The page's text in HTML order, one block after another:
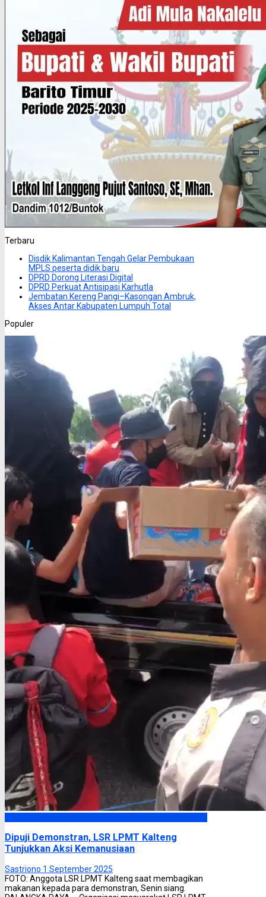
Terbaru
Disdik Kalimantan Tengah Gelar Pembukaan
MPLS peserta didik baru
DPRD Dorong Literasi Digital
DPRD Perkuat Antisipasi Karhutla
Jembatan Kereng Pangi–Kasongan Ambruk,
Akses Antar Kabupaten Lumpuh Total
Populer
Dipuji Demonstran, LSR LPMT Kalteng
Tunjukkan Aksi Kemanusiaan
Sastriono 1 September 2025
FOTO: Anggota LSR LPMT Kalteng saat membagikan
makanan kepada para demonstran, Senin siang.